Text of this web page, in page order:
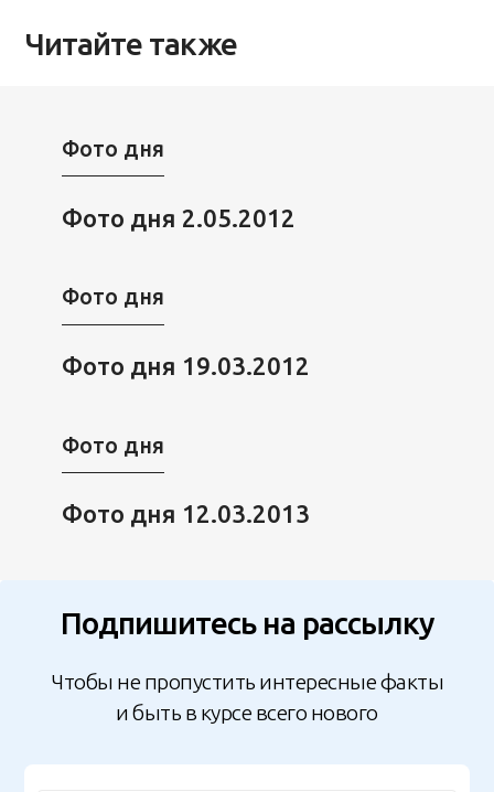
Читайте также
Фото дня
Фото дня 2.05.2012
Фото дня
Фото дня 19.03.2012
Фото дня
Фото дня 12.03.2013
Подпишитесь на рассылку
Чтобы не пропустить интересные факты
и быть в курсе всего нового